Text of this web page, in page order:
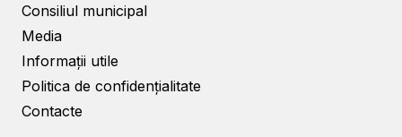
Consiliul municipal
Media
Informații utile
Politica de confidențialitate
Contacte